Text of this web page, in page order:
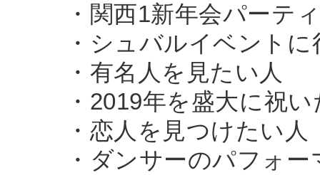
・関西1新年会パーテ
・シュバルイベント
・有名人を見たい人
・2019年を盛大に祝
・恋人を見つけたい人
・ダンサーのパフォ